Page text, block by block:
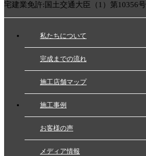
宅建業免許:国土交通大臣（1）第10356号
私たちについて
完成までの流れ
施工店舗マップ
施工事例
お客様の声
メディア情報